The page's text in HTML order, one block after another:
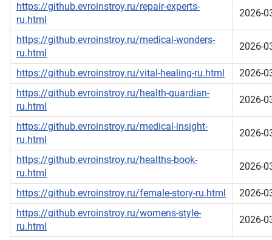
https://github.evroinstroy.ru/repair-experts-
ru.html
2026-
https://github.evroinstroy.ru/medical-wonders-
ru.html
2026-
https://github.evroinstroy.ru/vital-healing-ru.html
2026-
https://github.evroinstroy.ru/health-guardian-
ru.html
2026-
https://github.evroinstroy.ru/medical-insight-
ru.html
2026-
https://github.evroinstroy.ru/healths-book-
ru.html
2026-
https://github.evroinstroy.ru/female-story-ru.html
2026-
https://github.evroinstroy.ru/womens-style-
ru.html
2026-